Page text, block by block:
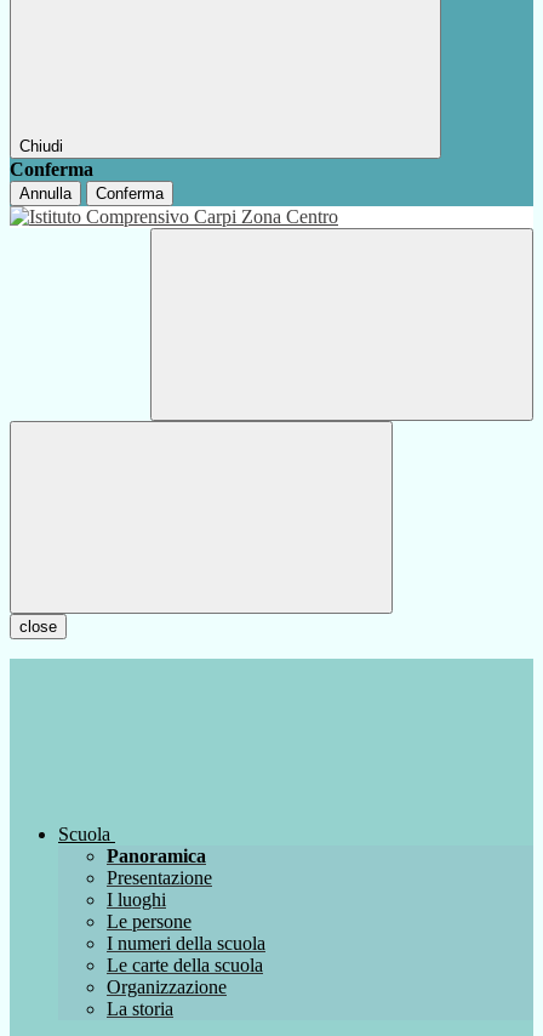
Chiudi
Conferma
Annulla Conferma
close
Scuola
Panoramica
Presentazione
I luoghi
Le persone
I numeri della scuola
Le carte della scuola
Organizzazione
La storia